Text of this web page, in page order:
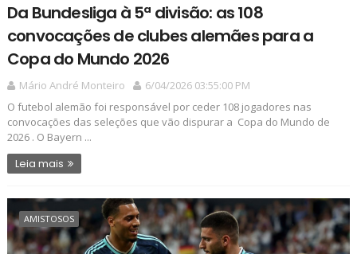
Da Bundesliga à 5ª divisão: as 108
convocações de clubes alemães para a
Copa do Mundo 2026
Mário André Monteiro
6/04/2026 03:55:00 PM
O futebol alemão foi responsável por ceder 108 jogadores nas
convocações das seleções que vão dispurar a Copa do Mundo de
2026 . O Bayern ...
Leia mais
AMISTOSOS